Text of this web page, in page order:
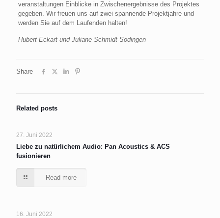
veranstaltungen Einblicke in Zwischenergebnisse des Projektes
gegeben. Wir freuen uns auf zwei spannende Projektjahre und
werden Sie auf dem Laufenden halten!
Hubert Eckart und Juliane Schmidt-Sodingen
Share
Related posts
27. Juni 2022
Liebe zu natürlichem Audio: Pan Acoustics & ACS
fusionieren
Read more
16. Juni 2022